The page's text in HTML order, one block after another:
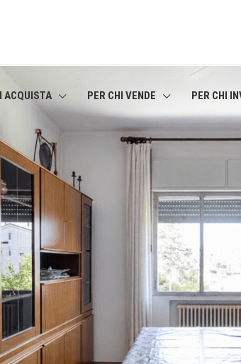
ACQUISTA PER CHI VENDE PER CHI